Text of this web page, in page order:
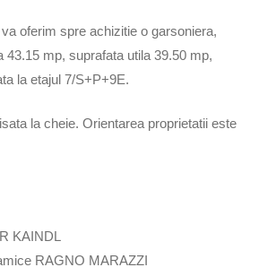
oferim spre achizitie o garsoniera,
43.15 mp, suprafata utila 39.50 mp,
la etajul 7/S+P+9E.
la cheie. Orientarea proprietatii este
KAINDL
RAGNO MARAZZI